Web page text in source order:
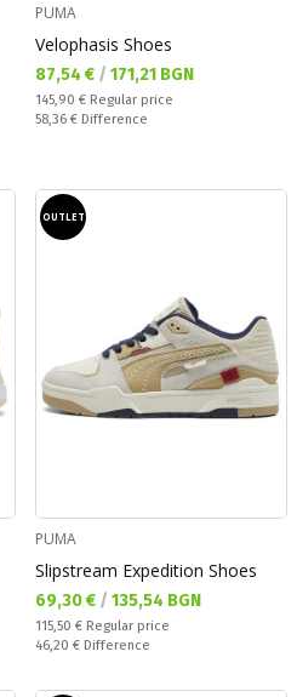
PUMA
Velophasis Shoes
Текуща цена:
87,54 € / 171,21 BGN
Regular price:
145,90 € Regular price
Спестявате:
58,36 € Difference
OUTLET
PUMA
Slipstream Expedition Shoes
Текуща цена:
69,30 € / 135,54 BGN
Regular price:
115,50 € Regular price
Спестявате:
46,20 € Difference